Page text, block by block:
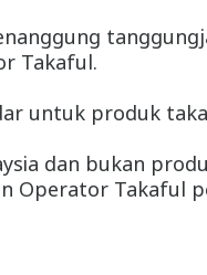
Takaful.
untuk produk
dan bukan
Operator